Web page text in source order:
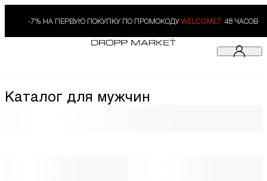
-7% НА ПЕРВУЮ ПОКУПКУ ПО ПРОМОКОДУ WELCOME7. 48 ЧАСОВ
Каталог для мужчин